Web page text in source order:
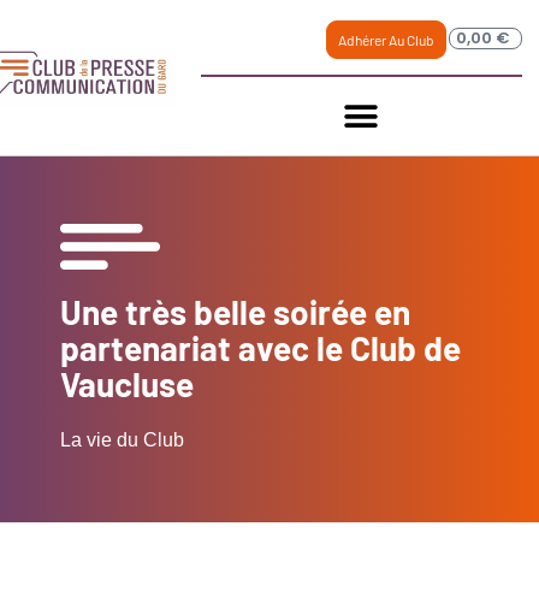
Adhérer Au Club 0,00 €
Une très belle soirée en
partenariat avec le Club de
Vaucluse
La vie du Club